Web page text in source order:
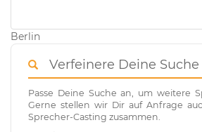
Berlin
Verfeinere Deine Suche
Passe Deine Suche an, um weitere
Gerne stellen wir Dir auf Anfrage
Sprecher-Casting zusammen.